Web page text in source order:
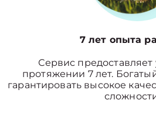
7 лет опыта
Сервис предоставляет
протяжении 7 лет.
гарантировать высокое